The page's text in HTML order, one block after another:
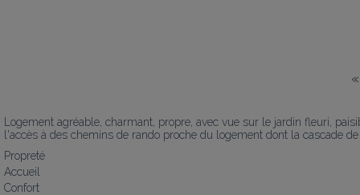
«
Logement agréable, charmant, propre, avec vue sur le jardin fleuri,
l'accès à des chemins de rando proche du logement dont la cascade
Propreté
Accueil
Confort